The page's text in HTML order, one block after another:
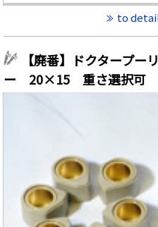
to
【廃番】ドクタープ
ー 20×15 重さ選択可